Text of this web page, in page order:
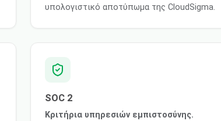
υπολογιστικό αποτύπωμα της CloudSigma.
SOC 2
Κριτήρια υπηρεσιών εμπιστοσύνης.